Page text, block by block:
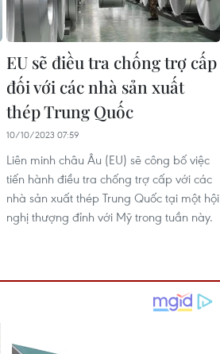
EU sẽ điều tra chống trợ cấp
đối với các nhà sản xuất
thép Trung Quốc
10/10/2023 07:59
Liên minh châu Âu (EU) sẽ công bố việc
tiến hành điều tra chống trợ cấp với các
nhà sản xuất thép Trung Quốc tại một hội
nghị thượng đỉnh với Mỹ trong tuần này.